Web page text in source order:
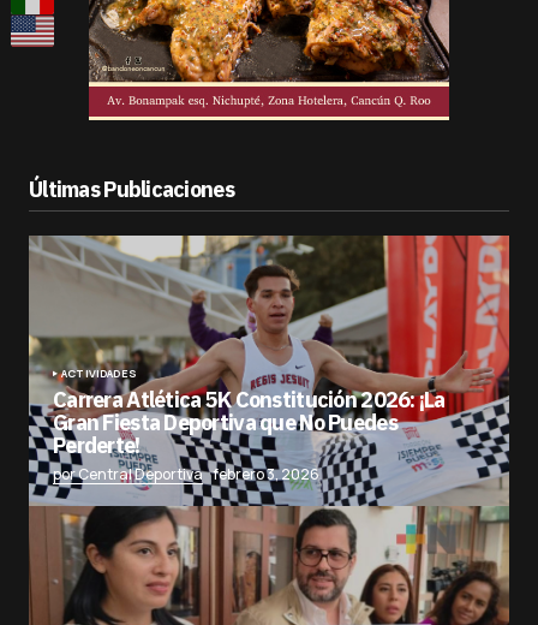
Últimas Publicaciones
ACTIVIDADES
Carrera Atlética 5K Constitución 2026: ¡La
Gran Fiesta Deportiva que No Puedes
Perderte!
por Central Deportiva febrero 3, 2026